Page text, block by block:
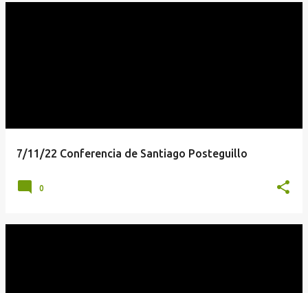
7/11/22 Conferencia de Santiago Posteguillo
0